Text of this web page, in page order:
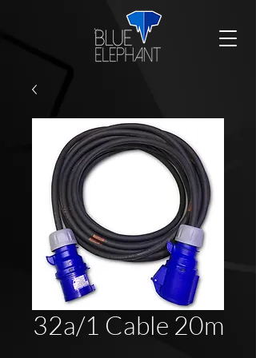
32a/1 Cable 20m